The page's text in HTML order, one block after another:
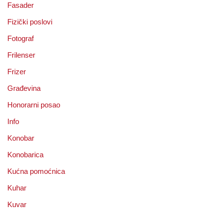
Fasader
Fizički poslovi
Fotograf
Frilenser
Frizer
Građevina
Honorarni posao
Info
Konobar
Konobarica
Kućna pomoćnica
Kuhar
Kuvar